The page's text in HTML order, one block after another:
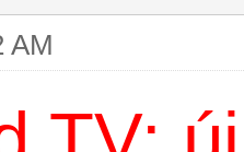
AM